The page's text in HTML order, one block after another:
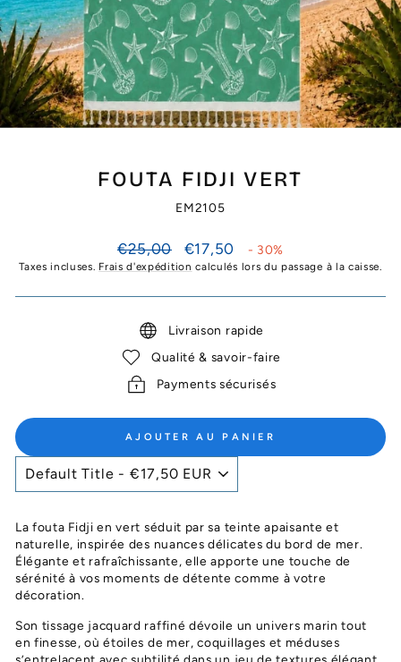
FOUTA FIDJI VERT
EM2105
Prix
régulier
€25,00
Prix
réduit
€17,50 - 30%
Taxes incluses. Frais d'expédition calculés lors du passage à la caisse.
Livraison rapide
Qualité & savoir-faire
Payments sécurisés
AJOUTER AU PANIER
La fouta Fidji en vert séduit par sa teinte apaisante et
naturelle, inspirée des nuances délicates du bord de mer.
Élégante et rafraîchissante, elle apporte une touche de
sérénité à vos moments de détente comme à votre
décoration.
Son tissage jacquard raffiné dévoile un univers marin tout
en finesse, où étoiles de mer, coquillages et méduses